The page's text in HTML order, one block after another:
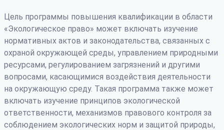
Цель программы повышения квалификации в области
«Экологическое право» может включать изучение
нормативных актов и законодательства, связанных с
охраной окружающей среды, управлением природными
ресурсами, регулированием загрязнений и другими
вопросами, касающимися воздействия деятельности
на окружающую среду. Такая программа также может
включать изучение принципов экологической
ответственности, механизмов правового контроля за
соблюдением экологических норм и защитой природы,